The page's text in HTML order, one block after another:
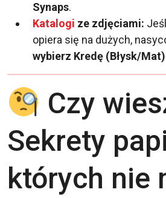
Synaps.
Katalogi ze zdjęciami:
opiera się na dużych,
wybierz Kredę (Błysk/Mat)
Czy
Sekrety
których nie